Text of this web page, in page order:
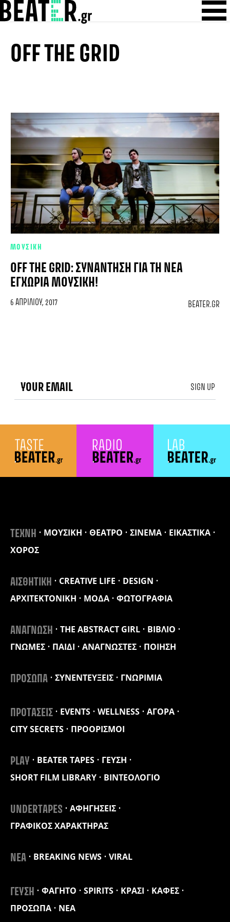
Skip to content
Skip
to
OFF THE GRID
ΜΟΥΣΙΚΗ
OFF THE GRID: ΣΥΝΆΝΤΗΣΗ ΓΙΑ ΤΗ ΝΈΑ
ΕΓΧΏΡΙΑ ΜΟΥΣΙΚΉ!
6 ΑΠΡΙΛΊΟΥ, 2017 BEATER.GR
ΤΕΧΝΗ ΜΟΥΣΙΚΗ ΘΕΑΤΡΟ ΣΙΝΕΜΑ
ΕΙΚΑΣΤΙΚΑ
ΧΟΡΟΣ
ΑΙΣΘΗΤΙΚΗ CREATIVE LIFE
DESIGN
ΑΡΧΙΤΕΚΤΟΝΙΚΗ
ΜΟΔΑ ΦΩΤΟΓΡΑΦΙΑ
ΑΝΑΓΝΩΣΗ THE ABSTRACT GIRL
ΒΙΒΛΙΟ
ΓΝΩΜΕΣ
ΠΑΙΔΙ ΑΝΑΓΝΩΣΤΕΣ ΠΟΙΗΣΗ
ΠΡΟΣΩΠΑ ΣΥΝΕΝΤΕΥΞΕΙΣ ΓΝΩΡΙΜΙΑ
ΠΡΟΤΑΣΕΙΣ EVENTS WELLNESS
ΑΓΟΡΑ
CITY SECRETS
ΠΡΟΟΡΙΣΜΟΙ
PLAY BEATER TAPES
ΓΕΥΣΗ
SHORT FILM LIBRARY
ΒΙΝΤΕΟΛΟΓΙΟ
UNDERTAPES
ΑΦΗΓΗΣΕΙΣ
ΓΡΑΦΙΚΟΣ ΧΑΡΑΚΤΗΡΑΣ
ΝΕΑ BREAKING NEWS VIRAL
ΓΕΥΣΗ ΦΑΓΗΤΟ SPIRITS ΚΡΑΣΙ
ΚΑΦΕΣ
ΠΡΟΣΩΠΑ
ΝΕΑ
SIGN UP